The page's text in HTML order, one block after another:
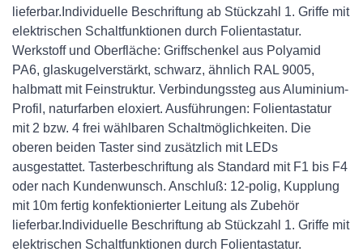
lieferbar.Individuelle Beschriftung ab Stückzahl 1. Griffe mit
elektrischen Schaltfunktionen durch Folientastatur.
Werkstoff und Oberfläche: Griffschenkel aus Polyamid
PA6, glaskugelverstärkt, schwarz, ähnlich RAL 9005,
halbmatt mit Feinstruktur. Verbindungssteg aus Aluminium-
Profil, naturfarben eloxiert. Ausführungen: Folientastatur
mit 2 bzw. 4 frei wählbaren Schaltmöglichkeiten. Die
oberen beiden Taster sind zusätzlich mit LEDs
ausgestattet. Tasterbeschriftung als Standard mit F1 bis F4
oder nach Kundenwunsch. Anschluß: 12-polig, Kupplung
mit 10m fertig konfektionierter Leitung als Zubehör
lieferbar.Individuelle Beschriftung ab Stückzahl 1. Griffe mit
elektrischen Schaltfunktionen durch Folientastatur.